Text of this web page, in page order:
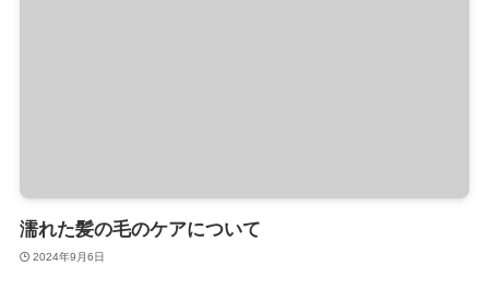
濡れた髪の毛のケアについて
2024年9月6日